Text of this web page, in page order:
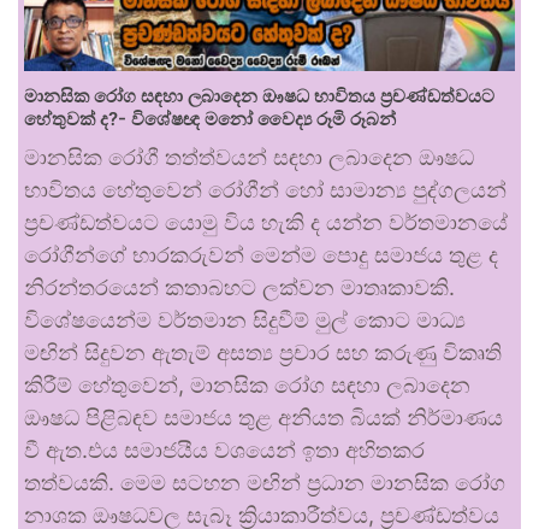
මානසික රෝග සඳහා ලබාදෙන ඖෂධ භාවිතය ප්‍රචණ්ඩත්වයට
හේතුවක් ද?- විශේෂඥ මනෝ වෛද්‍ය රූමි රූබන්
මානසික රෝගී තත්ත්වයන් සඳහා ලබාදෙන ඖෂධ
භාවිතය හේතුවෙන් රෝගීන් හෝ සාමාන්‍ය පුද්ගලයන්
ප්‍රචණ්ඩත්වයට යොමු විය හැකි ද යන්න වර්තමානයේ
රෝගීන්ගේ භාරකරුවන් මෙන්ම පොදු සමාජය තුළ ද
නිරන්තරයෙන් කතාබහට ලක්වන මාතෘකාවකි.
විශේෂයෙන්ම වර්තමාන සිදුවීම් මුල් කොට මාධ්‍ය
මඟින් සිදුවන ඇතැම් අසත්‍ය ප්‍රචාර සහ කරුණු විකෘති
කිරීම් හේතුවෙන්, මානසික රෝග සඳහා ලබාදෙන
ඖෂධ පිළිබඳව සමාජය තුළ අනියත බියක් නිර්මාණය
වී ඇත.එය සමාජයීය වශයෙන් ඉතා අහිතකර
තත්වයකි. මෙම සටහන මඟින් ප්‍රධාන මානසික රෝග
නාශක ඖෂධවල සැබෑ ක්‍රියාකාරීත්වය, ප්‍රචණ්ඩත්වය